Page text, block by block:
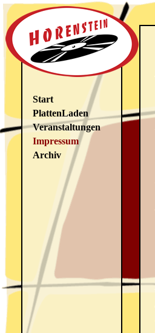
Start
PlattenLaden
Veranstaltungen
Impressum
Archiv